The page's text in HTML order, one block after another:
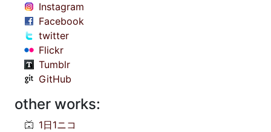
Instagram
Facebook
twitter
Flickr
Tumblr
GitHub
other works:
1日1ニコ